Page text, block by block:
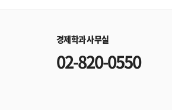
경제학과 사무실
02-820-0550